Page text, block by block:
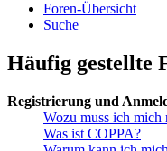
Foren-Übersicht
Suche
Häufig gestellte
Registrierung und
Wozu muss ich mich
Was ist COPPA?